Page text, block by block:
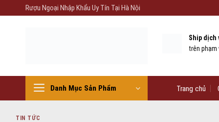
Rượu Ngoại Nhập Khẩu Uy Tín Tại Hà Nội
Ship dịch
trên phạm
Danh Mục Sản Phẩm Trang chủ
TIN TỨC